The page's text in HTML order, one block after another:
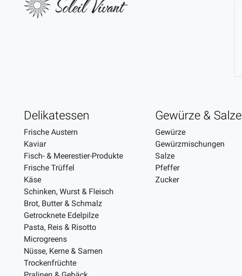
Delikatessen
Frische Austern
Kaviar
Fisch- & Meerestier-Produkte
Frische Trüffel
Käse
Schinken, Wurst & Fleisch
Brot, Butter & Schmalz
Getrocknete Edelpilze
Pasta, Reis & Risotto
Microgreens
Nüsse, Kerne & Samen
Trockenfrüchte
Gewürze & Salze
Gewürze
Gewürzmischungen
Salze
Pfeffer
Zucker